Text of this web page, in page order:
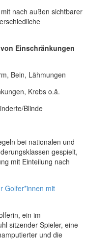
nach außen sichtbarer
Einschränkungen
Bein, Lähmungen
Krebs o.ä.
Blinde
bei nationalen und
gespielt,
mit Einteilung nach
Golfer*innen mit
ein im
sitzender Spieler, eine
und die